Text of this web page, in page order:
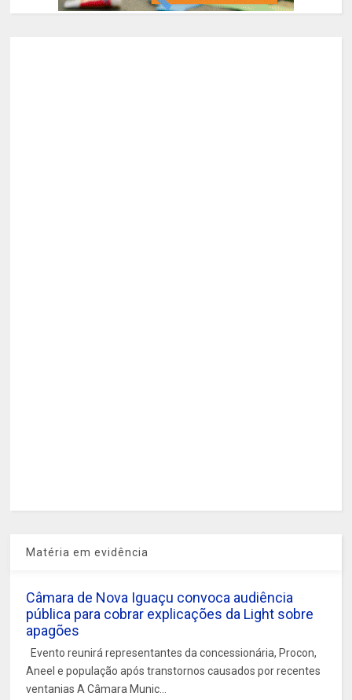
Matéria em evidência
Câmara de Nova Iguaçu convoca audiência
pública para cobrar explicações da Light sobre
apagões
Evento reunirá representantes da concessionária, Procon,
Aneel e população após transtornos causados por recentes
ventanias A Câmara Munic...